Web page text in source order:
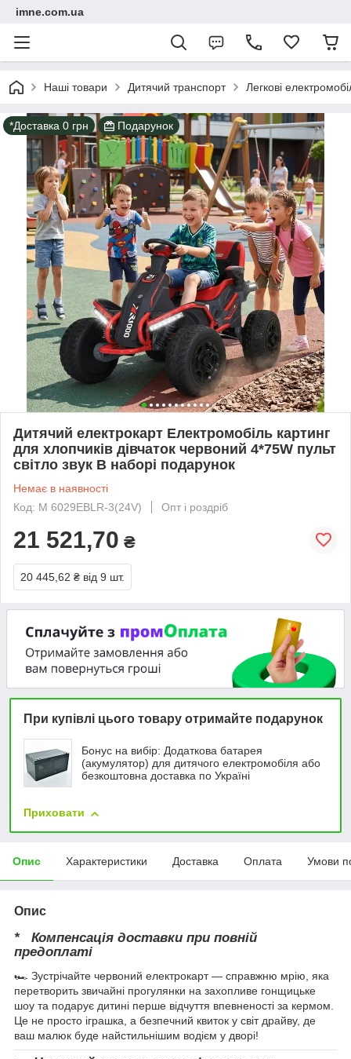
imne.com.ua
Наші товари Дитячий транспорт Легкові
*Доставка 0 грн Подарунок
Дитячий електрокарт Електромобіль картинг
для хлопчиків дівчаток червоний 4*75W пульт
світло звук В наборі подарунок
Немає в наявності
Код: M 6029EBLR-3(24V)
Опт і роздріб
21 521,70 ₴
20 445,62 ₴ від 9 шт.
При купівлі цього товару отримайте подарунок
Бонус на вибір: Додаткова батарея
(акумулятор) для дитячого електромобіля або
безкоштовна доставка по Україні
Приховати
Опис Характеристики Доставка Оплата Умови
Опис
* Компенсація доставки при повній
предоплаті
🏎️ Зустрічайте червоний електрокарт — справжню мрію, яка
перетворить звичайні прогулянки на захопливе гонщицьке
шоу та подарує дитині перше відчуття впевненості за кермом.
Це не просто іграшка, а безпечний квиток у світ драйву, де
ваш малюк буде найстильнішим водієм у дворі!